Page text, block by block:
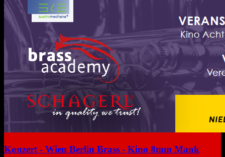
Konzert - Wien Berlin Brass - Kino 8mm Mank